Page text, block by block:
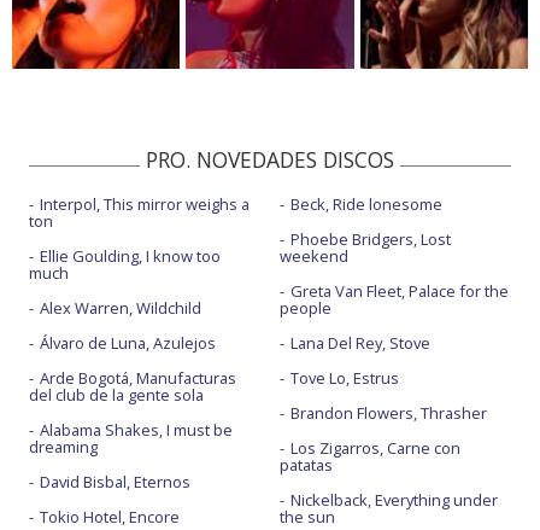
PRO. NOVEDADES DISCOS
Interpol, This mirror weighs a
ton
Ellie Goulding, I know too
much
Alex Warren, Wildchild
Álvaro de Luna, Azulejos
Arde Bogotá, Manufacturas
del club de la gente sola
Alabama Shakes, I must be
dreaming
David Bisbal, Eternos
Tokio Hotel, Encore
Beck, Ride lonesome
Phoebe Bridgers, Lost
weekend
Greta Van Fleet, Palace for the
people
Lana Del Rey, Stove
Tove Lo, Estrus
Brandon Flowers, Thrasher
Los Zigarros, Carne con
patatas
Nickelback, Everything under
the sun